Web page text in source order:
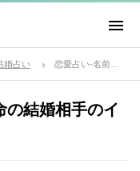
婚占い
の結婚相手のイ